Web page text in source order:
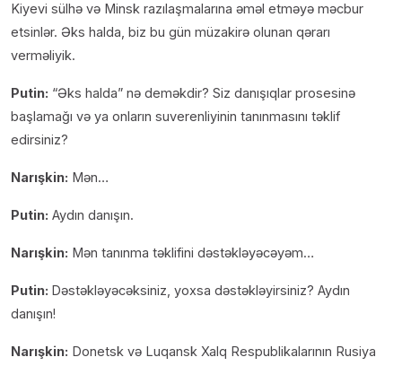
Kiyevi sülhə və Minsk razılaşmalarına əməl etməyə məcbur
etsinlər. Əks halda, biz bu gün müzakirə olunan qərarı
verməliyik.
Putin: “Əks halda” nə deməkdir? Siz danışıqlar prosesinə
başlamağı və ya onların suverenliyinin tanınmasını təklif
edirsiniz?
Narışkin: Mən…
Putin: Aydın danışın.
Narışkin: Mən tanınma təklifini dəstəkləyəcəyəm…
Putin: Dəstəkləyəcəksiniz, yoxsa dəstəkləyirsiniz? Aydın
danışın!
Narışkin: Donetsk və Luqansk Xalq Respublikalarının Rusiya